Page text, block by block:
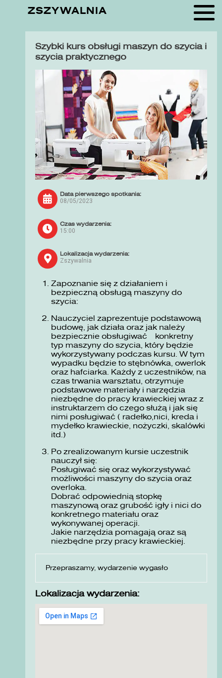
ZSZYWALNIA
Szybki kurs obsługi maszyn do szycia i
szycia praktycznego
Data pierwszego spotkania:
08/05/2023
Czas wydarzenia:
15:00
Lokalizacja wydarzenia:
Zszywalnia
Zapoznanie się z działaniem i
bezpieczną obsługą maszyny do
szycia:
Nauczyciel zaprezentuje podstawową
budowę, jak działa oraz jak należy
bezpiecznie obsługiwać konkretny
typ maszyny do szycia, który będzie
wykorzystywany podczas kursu. W tym
wypadku będzie to stębnówka, owerlok
oraz hafciarka. Każdy z uczestników, na
czas trwania warsztatu, otrzymuje
podstawowe materiały i narzędzia
niezbędne do pracy krawieckiej wraz z
instruktarzem do czego służą i jak się
nimi posługiwać ( radełko,nici, kreda i
mydełko krawieckie, nożyczki, skalówki
itd.)
Po zrealizowanym kursie uczestnik
nauczył się:
Posługiwać się oraz wykorzystywać
możliwości maszyny do szycia oraz
overloka.
Dobrać odpowiednią stopkę
maszynową oraz grubość igły i nici do
konkretnego materiału oraz
wykonywanej operacji.
Jakie narzędzia pomagają oraz są
niezbędne przy pracy krawieckiej.
Przepraszamy, wydarzenie wygasło
Lokalizacja wydarzenia: